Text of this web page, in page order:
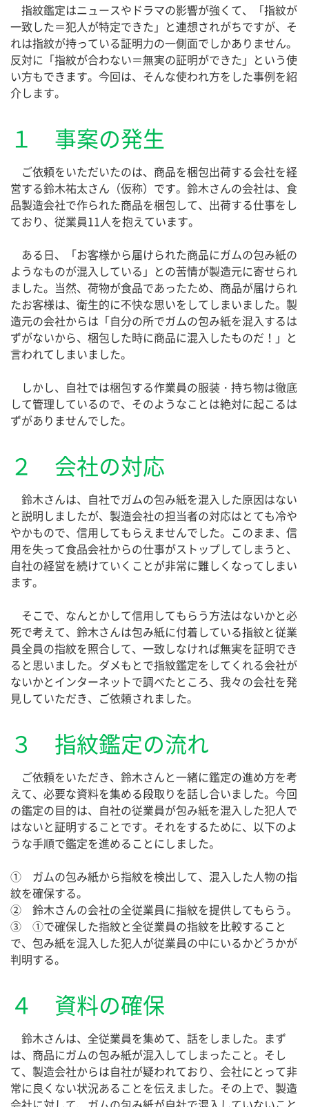
指紋鑑定はニュースやドラマの影響が強くて、「指紋が
一致した＝犯人が特定できた」と連想されがちですが、そ
れは指紋が持っている証明力の一側面でしかありません。
反対に「指紋が合わない＝無実の証明ができた」という使
い方もできます。今回は、そんな使われ方をした事例を紹
介します。
１ 事案の発生
ご依頼をいただいたのは、商品を梱包出荷する会社を経
営する鈴木祐太さん（仮称）です。鈴木さんの会社は、食
品製造会社で作られた商品を梱包して、出荷する仕事をし
ており、従業員11人を抱えています。
ある日、「お客様から届けられた商品にガムの包み紙の
ようなものが混入している」との苦情が製造元に寄せられ
ました。当然、荷物が食品であったため、商品が届けられ
たお客様は、衛生的に不快な思いをしてしまいました。製
造元の会社からは「自分の所でガムの包み紙を混入するは
ずがないから、梱包した時に商品に混入したものだ！」と
言われてしまいました。
しかし、自社では梱包する作業員の服装・持ち物は徹底
して管理しているので、そのようなことは絶対に起こるは
ずがありませんでした。
２ 会社の対応
鈴木さんは、自社でガムの包み紙を混入した原因はない
と説明しましたが、製造会社の担当者の対応はとても冷や
やかもので、信用してもらえませんでした。このまま、信
用を失って食品会社からの仕事がストップしてしまうと、
自社の経営を続けていくことが非常に難しくなってしまい
ます。
そこで、なんとかして信用してもらう方法はないかと必
死で考えて、鈴木さんは包み紙に付着している指紋と従業
員全員の指紋を照合して、一致しなければ無実を証明でき
ると思いました。ダメもとで指紋鑑定をしてくれる会社が
ないかとインターネットで調べたところ、我々の会社を発
見していただき、ご依頼されました。
３ 指紋鑑定の流れ
ご依頼をいただき、鈴木さんと一緒に鑑定の進め方を考
えて、必要な資料を集める段取りを話し合いました。今回
の鑑定の目的は、自社の従業員が包み紙を混入した犯人で
はないと証明することです。それをするために、以下のよ
うな手順で鑑定を進めることにしました。
① ガムの包み紙から指紋を検出して、混入した人物の指
紋を確保する。
② 鈴木さんの会社の全従業員に指紋を提供してもらう。
③ ①で確保した指紋と全従業員の指紋を比較すること
で、包み紙を混入した犯人が従業員の中にいるかどうかが
判明する。
４ 資料の確保
鈴木さんは、全従業員を集めて、話をしました。まず
は、商品にガムの包み紙が混入してしまったこと。そし
て、製造会社からは自社が疑われており、会社にとって非
常に良くない状況あることを伝えました。その上で、製造